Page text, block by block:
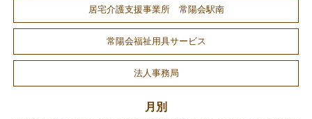
居宅介護支援事業所 常陽会駅南
常陽会福祉用具サービス
法人事務局
月別